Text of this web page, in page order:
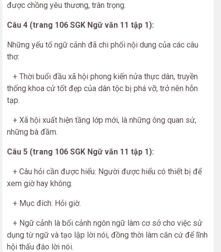
được chồng yêu thương, trân trọng.
Câu 4 (trang 106 SGK Ngữ văn 11 tập 1):
Những yếu tố ngữ cảnh đã chi phối nội dung của các câu
thơ:
+ Thời buổi đầu xã hội phong kiến nửa thực dân, truyền
thống khoa cử tốt đẹp của dân tộc bị phá vỡ, trở nên hỗn
tạp.
+ Xã hội xuất hiện tầng lớp mới, là những ông quan sứ,
những bà đầm.
Câu 5 (trang 106 SGK Ngữ văn 11 tập 1):
+ Câu hỏi cần được hiểu: Người được hiểu có thiết bị để
xem giờ hay không.
+ Mục đích: Hỏi giờ.
+ Ngữ cảnh là bối cảnh ngôn ngữ làm cơ sở cho việc sử
dụng từ ngữ và tạo lập lời nói, đồng thời làm căn cứ để lĩnh
hội thấu đáo lời nói.